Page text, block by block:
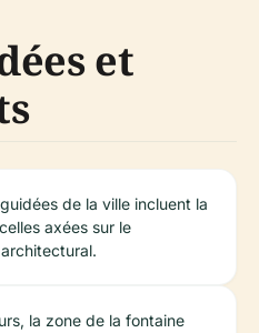
et
de la ville incluent la
axées sur le
la zone de la fontaine